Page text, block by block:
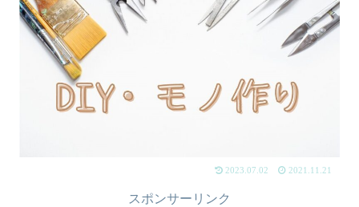
2023.07.02 2021.11.21
スポンサーリンク